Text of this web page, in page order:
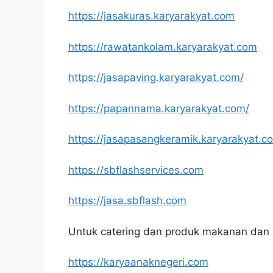
https://jasakuras.karyarakyat.com
https://rawatankolam.karyarakyat.com
https://jasapaving.karyarakyat.com/
https://papannama.karyarakyat.com/
https://
https://sbflashservices.com
https://jasa.sbflash.com
Untuk catering dan produk makanan dan
https://karyaanaknegeri.com